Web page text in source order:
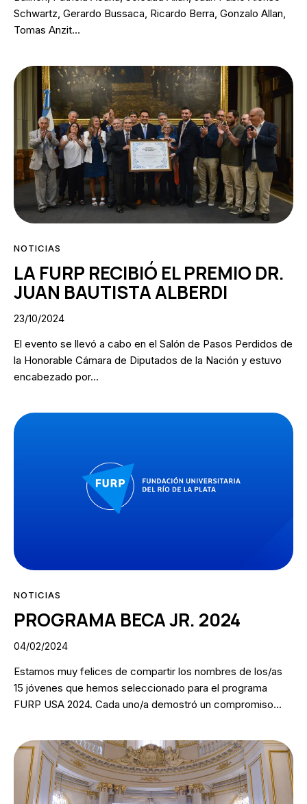
Schwartz, Gerardo Bussaca, Ricardo Berra, Gonzalo Allan,
Tomas Anzit…
NOTICIAS
LA FURP RECIBIÓ EL PREMIO DR.
JUAN BAUTISTA ALBERDI
23/10/2024
El evento se llevó a cabo en el Salón de Pasos Perdidos de
la Honorable Cámara de Diputados de la Nación y estuvo
encabezado por…
NOTICIAS
PROGRAMA BECA JR. 2024
04/02/2024
Estamos muy felices de compartir los nombres de los/as
15 jóvenes que hemos seleccionado para el programa
FURP USA 2024. Cada uno/a demostró un compromiso…